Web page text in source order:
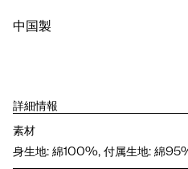
中国製
詳細情報
素材
身生地: 綿100%, 付属生地: 綿